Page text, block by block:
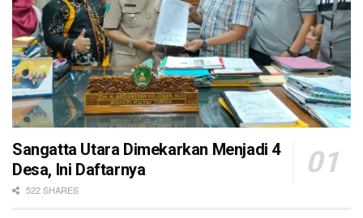
Sangatta Utara Dimekarkan Menjadi 4
Desa, Ini Daftarnya
522 SHARES